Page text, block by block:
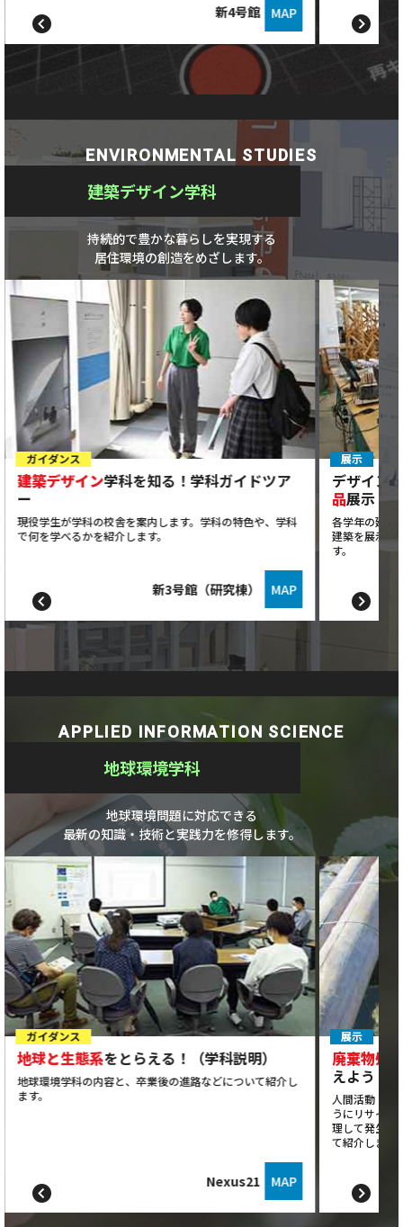
新4号館 MAP
ENVIRONMENTAL STUDIES
建築デザイン学科
持続的で豊かな暮らしを実現する
居住環境の創造をめざします。
ガイダンス
建築デザイン学科を知る！学科ガイドツア
ー
現役学生が学科の校舎を案内します。学科の特色や、学科
で何を学べるかを紹介します。
新3号館（研究棟） MAP
展示
デザイン
品展示
各学年の建築
建築を展示し
す。
APPLIED INFORMATION SCIENCE
地球環境学科
地球環境問題に対応できる
最新の知識・技術と実践力を修得します。
ガイダンス
地球と生態系をとらえる！（学科説明）
地球環境学科の内容と、卒業後の進路などについて紹介し
ます。
Nexus21 MAP
展示
廃棄物処
えよう！
人間活動・産
うにリサイク
理して発生す
て紹介します